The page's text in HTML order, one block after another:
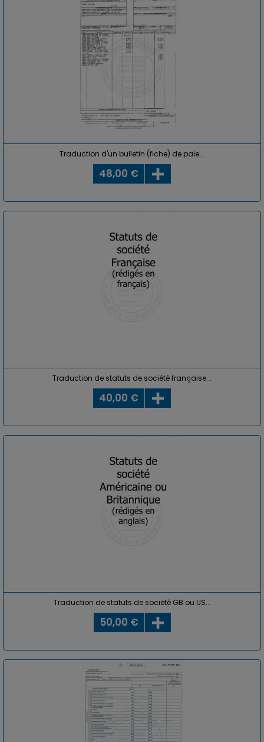
Traduction d'un bulletin (fiche) de paie...
48,00 €
Traduction de statuts de société française...
40,00 €
Traduction de statuts de société GB ou US...
50,00 €